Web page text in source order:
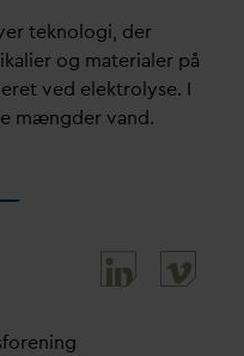
teknologi, der
og materialer på
ved elektrolyse. I
mængder vand.